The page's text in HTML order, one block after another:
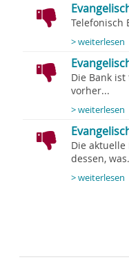
Telefonisch
> weiterlesen
Die Bank
vorher...
> weiterlesen
Die
dessen,
> weiterlesen